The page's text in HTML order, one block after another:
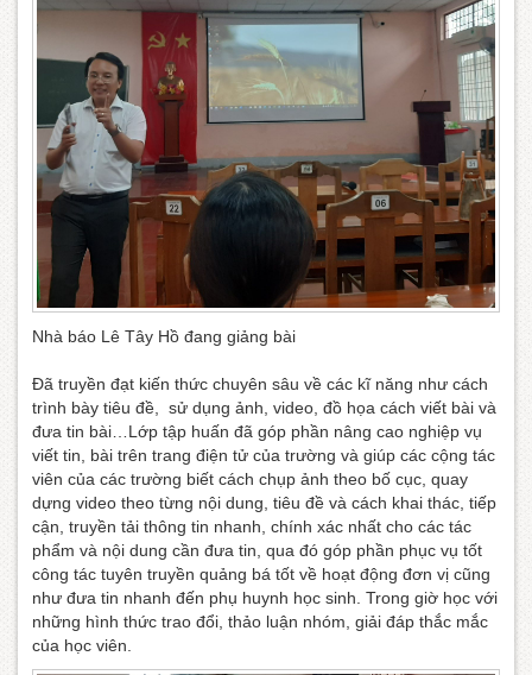
Nhà báo Lê Tây Hồ đang giảng bài
Đã truyền đạt kiến thức chuyên sâu về các kĩ năng như cách
trình bày tiêu đề, sử dụng ảnh, video, đồ họa cách viết bài và
đưa tin bài…Lớp tập huấn đã góp phần nâng cao nghiệp vụ
viết tin, bài trên trang điện tử của trường và giúp các cộng tác
viên của các trường biết cách chụp ảnh theo bố cục, quay
dựng video theo từng nội dung, tiêu đề và cách khai thác, tiếp
cận, truyền tải thông tin nhanh, chính xác nhất cho các tác
phẩm và nội dung cần đưa tin, qua đó góp phần phục vụ tốt
công tác tuyên truyền quảng bá tốt về hoạt động đơn vị cũng
như đưa tin nhanh đến phụ huynh học sinh. Trong giờ học với
những hình thức trao đổi, thảo luận nhóm, giải đáp thắc mắc
của học viên.